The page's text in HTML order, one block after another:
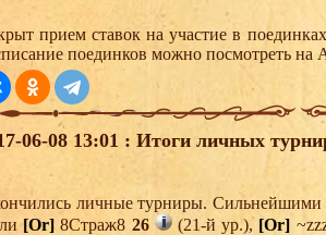
прием ставок на участие в
поединков можно посмотреть на
06-08 13:01 : Итоги личных
личные турниры. Сильнейшими
[Or] 8Страж8 26 (21-й ур.), [Or]